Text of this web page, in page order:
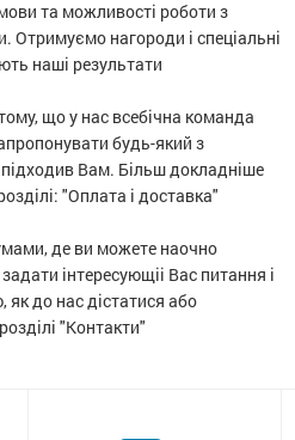
та можливості роботи з
Отримуємо нагороди і спеціальні
наші результати
що у нас всебічна команда
будь-який з
підходив Вам. Більш докладніше
"Оплата і доставка"
де ви можете наочно
інтересующіі Вас питання і
як до нас дістатися або
"Контакти"